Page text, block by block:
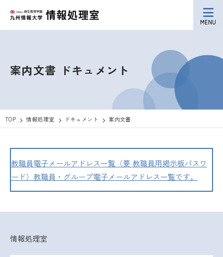
MENU
案内文書 ドキュメント
TOP 情報処理室 ドキュメント 案内文書
教職員電子メールアドレス一覧（要 教職員用掲示板パスワ
ード） 教職員・グループ電子メールアドレス一覧です。
情報処理室